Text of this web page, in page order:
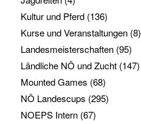
Kultur und Pferd(136)
Kurse und Veranstaltungen(8)
Landesmeisterschaften(95)
Ländliche NÖ und Zucht(147)
Mounted Games (68)
NÖ Landescups (295)
NOEPS Intern(67)